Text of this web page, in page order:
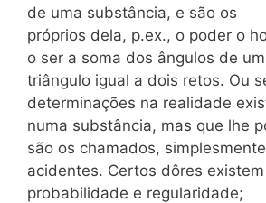
de uma substância, e são os
próprios dela, p.ex., o poder o
o ser a soma dos ângulos de um
triângulo igual a dois retos. Ou
determinações na realidade
numa substância, mas que lhe
são os chamados,
acidentes. Certos dôres
probabilidade e regularidade;